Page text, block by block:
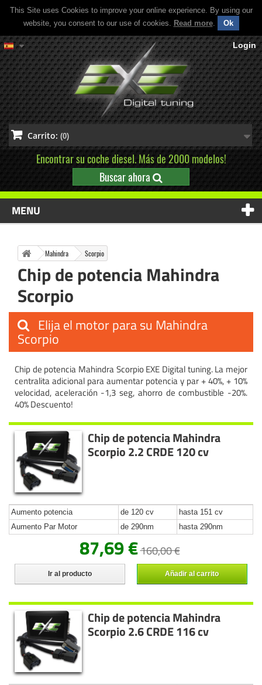
This Site uses Cookies to improve your online experience. By using our
website, you consent to our use of cookies. Read more. Ok
Login
Carrito: (0)
Encontrar su coche diesel. Más de 2000 modelos!
Buscar ahora
MENU
Mahindra Scorpio
Chip de potencia Mahindra
Scorpio
Elija el motor para su Mahindra
Scorpio
Chip de potencia Mahindra Scorpio EXE Digital tuning. La mejor
centralita adicional para aumentar potencia y par + 40%, + 10%
velocidad, aceleración -1,3 seg, ahorro de combustible -20%.
40% Descuento!
Chip de potencia Mahindra
Scorpio 2.2 CRDE 120 cv
Aumento potencia de 120 cv
hasta 151 cv
Aumento Par Motor
de 290nm hasta 290nm
87,69 €160,00 €
Ir al producto Añadir al carrito
Chip de potencia Mahindra
Scorpio 2.6 CRDE 116 cv